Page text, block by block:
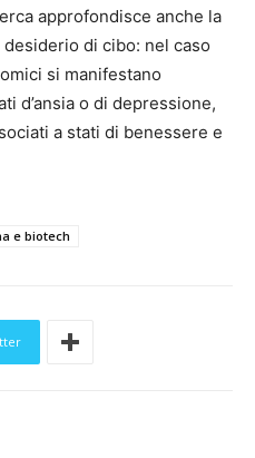
approfondisce anche la
desiderio di cibo: nel caso
si manifestano
d’ansia o di depressione,
a stati di benessere e
e biotech